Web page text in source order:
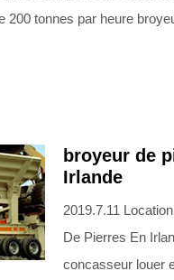
200 tonnes par heure
broyeur de
Irlande
2019.7.11
De Pierres En
concasseur louer